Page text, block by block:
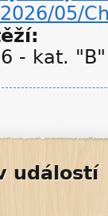
05/
- kat. "B"
událostí